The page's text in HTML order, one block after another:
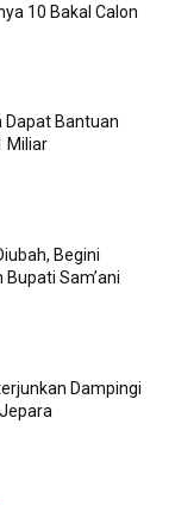
10 Bakal Calon
Dapat Bantuan
Miliar
Begini
Sam’ani
Dampingi